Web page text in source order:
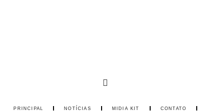
PRINCIPAL NOTÍCIAS MIDIA KIT CONTATO